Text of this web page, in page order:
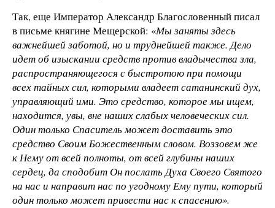
Так, еще Император Александр Благословенный писал
в письме княгине Мещерской: «Мы заняты здесь
важнейшей заботой, но и труднейшей также. Дело
идет об изыскании средств против владычества зла,
распространяющегося с быстротою при помощи
всех тайных сил, которыми владеет сатанинский дух,
управляющий ими. Это средство, которое мы ищем,
находится, увы, вне наших слабых человеческих сил.
Один только Спаситель может доставить это
средство Своим Божественным словом. Воззовем же
к Нему от всей полноты, от всей глубины наших
сердец, да сподобит Он послать Духа Своего Святого
на нас и направит нас по угодному Ему пути, который
один только может привести нас к спасению».